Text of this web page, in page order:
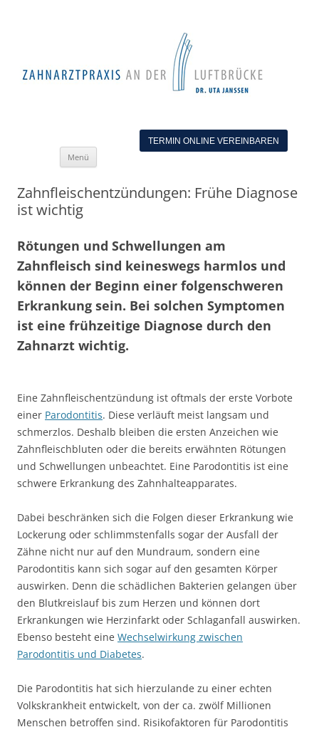
TERMIN ONLINE VEREINBAREN
Menü
Zahnfleischentzündungen: Frühe Diagnose
ist wichtig
Rötungen und Schwellungen am
Zahnfleisch sind keineswegs harmlos und
können der Beginn einer folgenschweren
Erkrankung sein. Bei solchen Symptomen
ist eine frühzeitige Diagnose durch den
Zahnarzt wichtig.
Eine Zahnfleischentzündung ist oftmals der erste Vorbote
einer Parodontitis. Diese verläuft meist langsam und
schmerzlos. Deshalb bleiben die ersten Anzeichen wie
Zahnfleischbluten oder die bereits erwähnten Rötungen
und Schwellungen unbeachtet. Eine Parodontitis ist eine
schwere Erkrankung des Zahnhalteapparates.
Dabei beschränken sich die Folgen dieser Erkrankung wie
Lockerung oder schlimmstenfalls sogar der Ausfall der
Zähne nicht nur auf den Mundraum, sondern eine
Parodontitis kann sich sogar auf den gesamten Körper
auswirken. Denn die schädlichen Bakterien gelangen über
den Blutkreislauf bis zum Herzen und können dort
Erkrankungen wie Herzinfarkt oder Schlaganfall auswirken.
Ebenso besteht eine Wechselwirkung zwischen
Parodontitis und Diabetes.
Die Parodontitis hat sich hierzulande zu einer echten
Volkskrankheit entwickelt, von der ca. zwölf Millionen
Menschen betroffen sind. Risikofaktoren für Parodontitis